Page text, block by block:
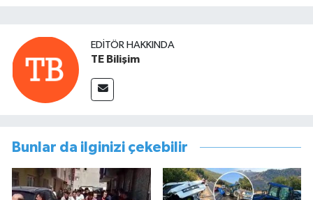
EDITÖR HAKKINDA
TE Bilişim
Bunlar da ilginizi çekebilir